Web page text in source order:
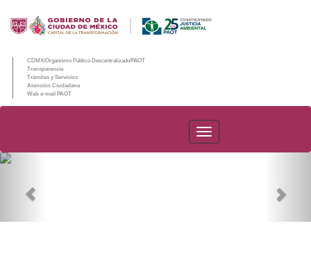
CDMX/Organismo Público Descentralizado/PAOT
Transparencia
Trámites y Servicios
Atención Ciudadana
Web e-mail PAOT
PAOT